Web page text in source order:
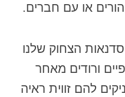
או עם חברים.
הצחוק שלנו
ורודים מאחר
להם זווית ראיה